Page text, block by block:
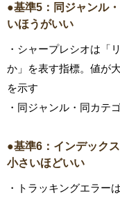
●基準5：同ジャンル
いほうがいい
・シャープレシオは「
か」を表す指標。値が
を示す
・同ジャンル・同カテ
●基準6：インデック
小さいほどいい
・トラッキングエラー